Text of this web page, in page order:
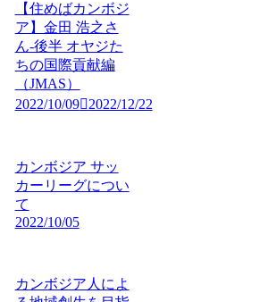
【住めばカンボジ
ア】金田 浩之さ
ん-後半 オヤジた
ちの国際貢献編
（JMAS）
2022/10/09
2022/12/22
カンボジア サッ
カーリーグについ
て
2022/10/05
カンボジア人によ